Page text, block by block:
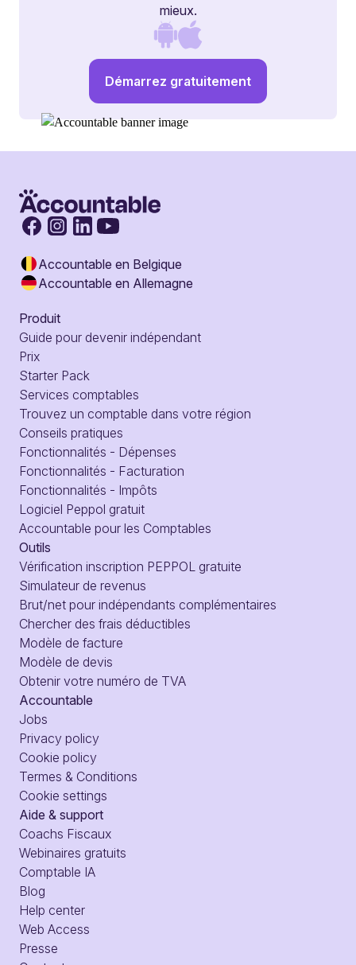
mieux.
Démarrez gratuitement
Accountable en Belgique
Accountable en Allemagne
Produit
Guide pour devenir indépendant
Prix
Starter Pack
Services comptables
Trouvez un comptable dans votre région
Conseils pratiques
Fonctionnalités - Dépenses
Fonctionnalités - Facturation
Fonctionnalités - Impôts
Logiciel Peppol gratuit
Accountable pour les Comptables
Outils
Vérification inscription PEPPOL gratuite
Simulateur de revenus
Brut/net pour indépendants complémentaires
Chercher des frais déductibles
Modèle de facture
Modèle de devis
Obtenir votre numéro de TVA
Accountable
Jobs
Privacy policy
Cookie policy
Termes & Conditions
Cookie settings
Aide & support
Coachs Fiscaux
Webinaires gratuits
Comptable IA
Blog
Help center
Web Access
Presse